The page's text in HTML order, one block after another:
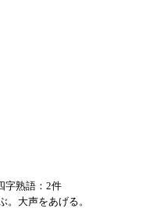
字熟語：2件
。大声をあげる。